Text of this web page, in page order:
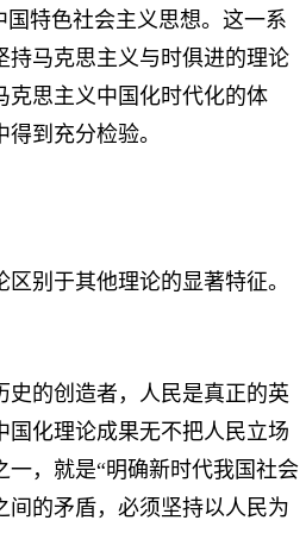
特色社会主义思想。这一系
持马克思主义与时俱进的理论
克思主义中国化时代化的体
到充分检验。
别于其他理论的显著特征。
的创造者，人民是真正的英
化理论成果无不把人民立场
，就是“明确新时代我国社会
的矛盾，必须坚持以人民为